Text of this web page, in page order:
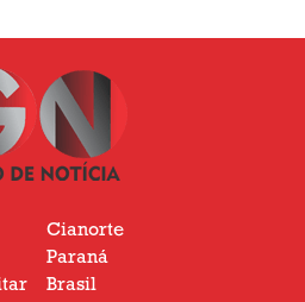
Cianorte
Paraná
Brasil